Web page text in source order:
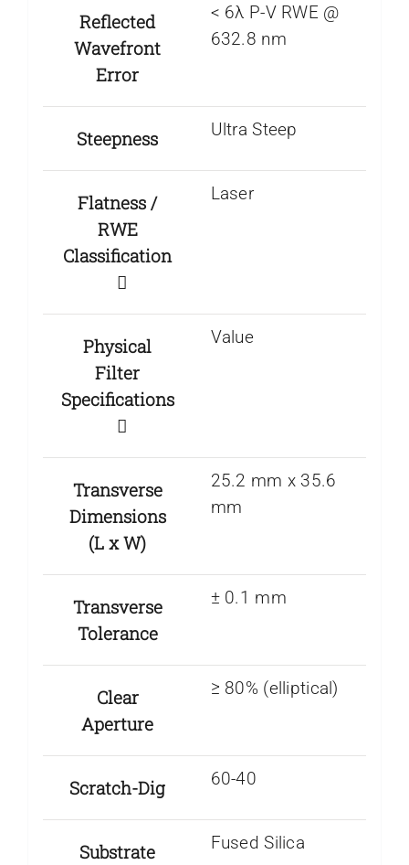
Reflected
Wavefront
Error
< 6λ P-V RWE @
632.8 nm
Steepness Ultra Steep
Flatness /
RWE
Classification
Laser
Physical
Filter
Specifications
Value
Transverse
Dimensions
(L x W)
25.2 mm x 35.6
mm
Transverse
Tolerance
± 0.1 mm
Clear
Aperture
≥ 80% (elliptical)
Scratch-Dig 60-40
Substrate
Fused Silica